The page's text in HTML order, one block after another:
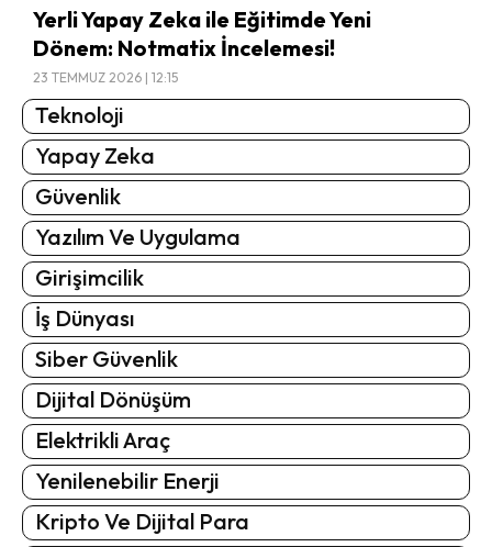
Yerli Yapay Zeka ile Eğitimde Yeni
Dönem: Notmatix İncelemesi!
23 TEMMUZ 2026 | 12:15
Teknoloji
Yapay Zeka
Güvenlik
Yazılım Ve Uygulama
Girişimcilik
İş Dünyası
Siber Güvenlik
Dijital Dönüşüm
Elektrikli Araç
Yenilenebilir Enerji
Kripto Ve Dijital Para